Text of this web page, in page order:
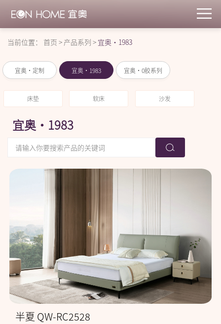
当前位置： 首页 > 产品系列 > 宜奥·1983
宜奥·定制 宜奥·1983 宜奥·0胶系列
床垫 软床 沙发
宜奥·1983
半夏 QW-RC2528